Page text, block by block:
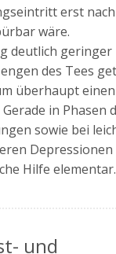
erst
wäre.
deutlich geringer
des Tees
überhaupt
in Phasen
sowie bei
Depressionen
Hilfe elementar.
und